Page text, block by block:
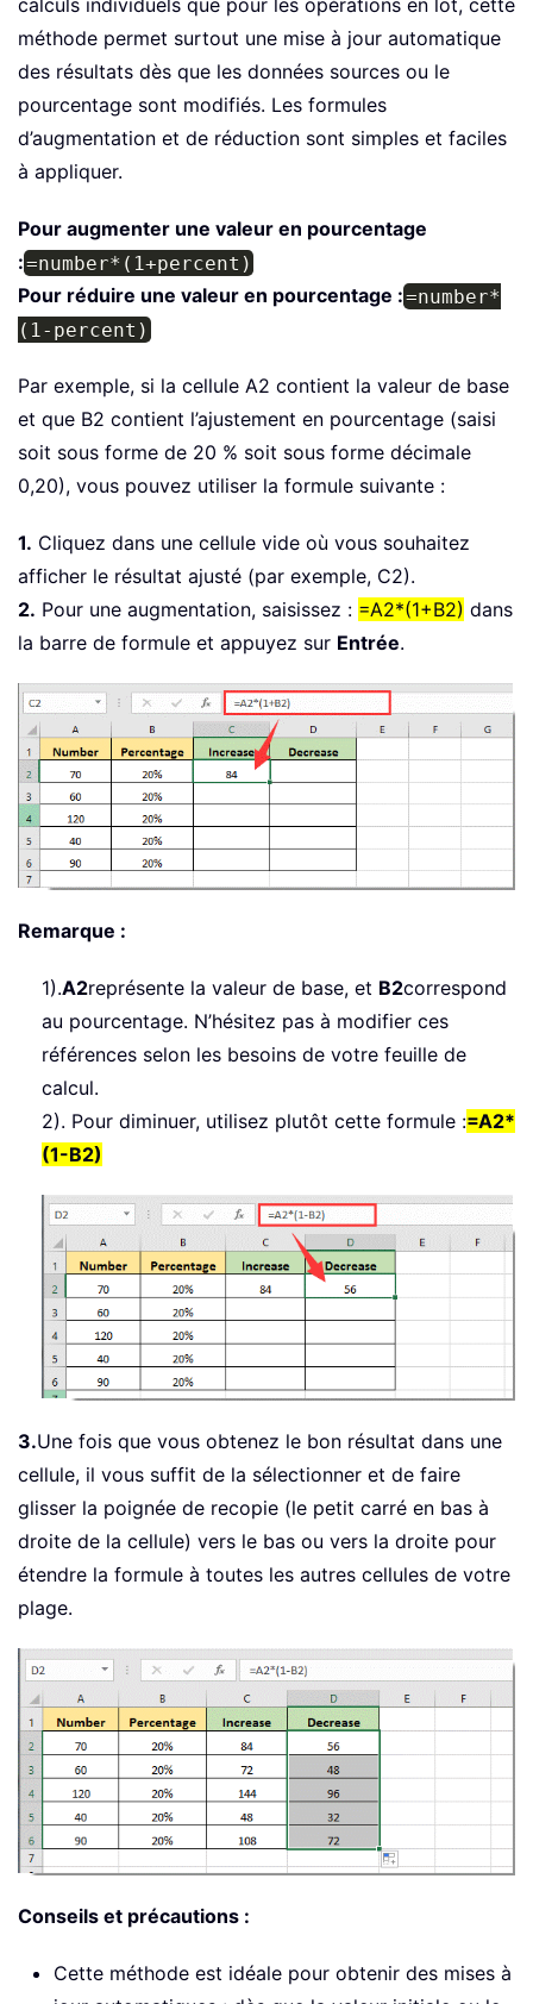
calculs individuels que pour les opérations en lot, cette
méthode permet surtout une mise à jour automatique
des résultats dès que les données sources ou le
pourcentage sont modifiés. Les formules
d’augmentation et de réduction sont simples et faciles
à appliquer.
Pour augmenter une valeur en pourcentage
:=number*(1+percent)
Pour réduire une valeur en pourcentage :=number*
(1-percent)
Par exemple, si la cellule A2 contient la valeur de base
et que B2 contient l’ajustement en pourcentage (saisi
soit sous forme de 20 % soit sous forme décimale
0,20), vous pouvez utiliser la formule suivante :
1. Cliquez dans une cellule vide où vous souhaitez
afficher le résultat ajusté (par exemple, C2).
2. Pour une augmentation, saisissez : =A2*(1+B2) dans
la barre de formule et appuyez sur Entrée.
Remarque :
1).A2représente la valeur de base, et B2correspond
au pourcentage. N’hésitez pas à modifier ces
références selon les besoins de votre feuille de
calcul.
2). Pour diminuer, utilisez plutôt cette formule :=A2*
(1-B2)
3.Une fois que vous obtenez le bon résultat dans une
cellule, il vous suffit de la sélectionner et de faire
glisser la poignée de recopie (le petit carré en bas à
droite de la cellule) vers le bas ou vers la droite pour
étendre la formule à toutes les autres cellules de votre
plage.
Conseils et précautions :
Cette méthode est idéale pour obtenir des mises à